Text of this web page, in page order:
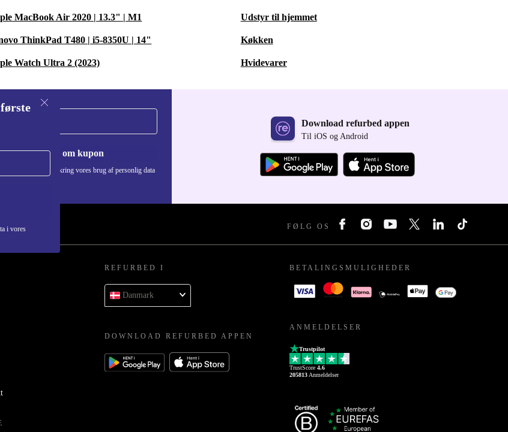
MacBook Air 2020 | 13.3" | M1
ThinkPad T480 | i5-8350U | 14"
Watch Ultra 2 (2023)
Udstyr til hjemmet
Køkken
Hvidevarer
i vores
Anmod om kupon
finde information omkring vores brug af personlig data
Download refurbed appen
Til iOS og Android
FØLG OS
REFURBED I
Danmark
DOWNLOAD REFURBED APPEN
BETALINGSMULIGHEDER
ANMELDELSER
Trustpilot
TrustScore 4.6
205813 Anmeldelser